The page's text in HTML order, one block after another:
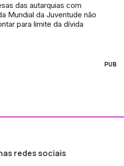
das autarquias com
Mundial da Juventude não
para limite da dívida
PUB
redes sociais